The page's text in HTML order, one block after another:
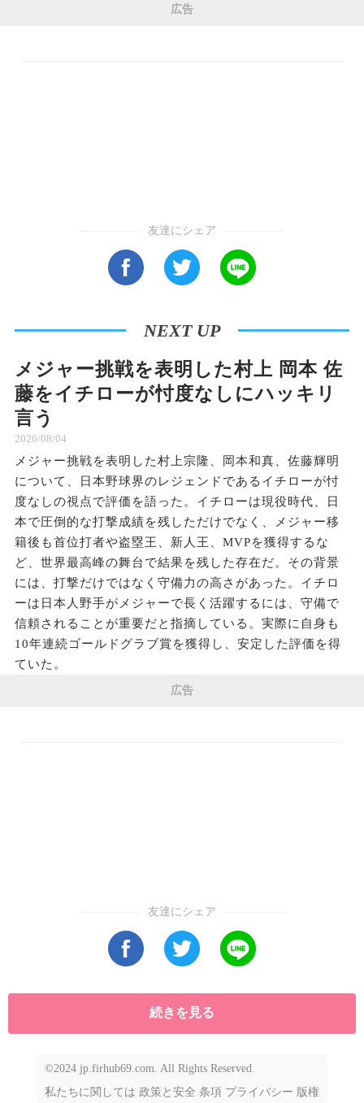
広告
友達にシェア
NEXT UP
メジャー挑戦を表明した村上 岡本 佐
藤をイチローが忖度なしにハッキリ
言う
2026/08/04
メジャー挑戦を表明した村上宗隆、岡本和真、佐藤輝明
について、日本野球界のレジェンドであるイチローが忖
度なしの視点で評価を語った。イチローは現役時代、日
本で圧倒的な打撃成績を残しただけでなく、メジャー移
籍後も首位打者や盗塁王、新人王、MVPを獲得するな
ど、世界最高峰の舞台で結果を残した存在だ。その背景
には、打撃だけではなく守備力の高さがあった。イチロ
ーは日本人野手がメジャーで長く活躍するには、守備で
信頼されることが重要だと指摘している。実際に自身も
10年連続ゴールドグラブ賞を獲得し、安定した評価を得
ていた。
広告
友達にシェア
続きを見る
©2024 jp.firhub69.com. All Rights Reserved.
私たちに関しては 政策と安全 条項 プライバシー 版権